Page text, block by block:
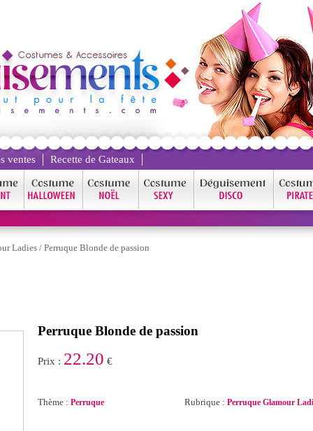
ventes Recette de Gateaux
Ladies/ Perruque Blonde de passion
Perruque Blonde de passion
Prix : 22.20 €
Thème : Perruque Rubrique : Perruque Glamour